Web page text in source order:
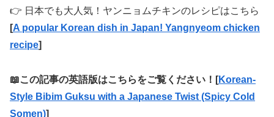
👉 日本でも大人気！ヤンニョムチキンのレシピはこちら
[A popular Korean dish in Japan! Yangnyeom chicken
recipe]
📖この記事の英語版はこちらをご覧ください！[Korean-
Style Bibim Guksu with a Japanese Twist (Spicy Cold
Somen)]